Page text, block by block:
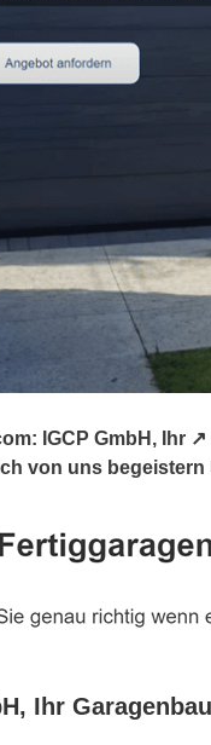
IGCP GmbH, Ihr
von uns
Ihr